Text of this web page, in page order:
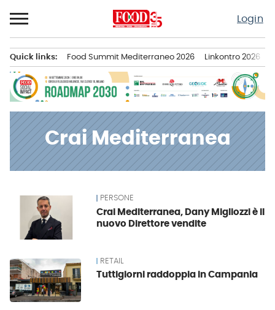
al
contenuto
Login
principale
Quick links: Food Summit Mediterraneo 2026 Linkontro 2026
Crai Mediterranea
PERSONE
Crai Mediterranea, Dany Migliozzi è il
nuovo Direttore vendite
RETAIL
Tuttigiorni raddoppia in Campania